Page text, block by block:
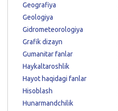
Geografiya
Geologiya
Gidrometeorologiya
Grafik dizayn
Gumanitar fanlar
Haykaltaroshlik
Hayot haqidagi fanlar
Hisoblash
Hunarmandchilik